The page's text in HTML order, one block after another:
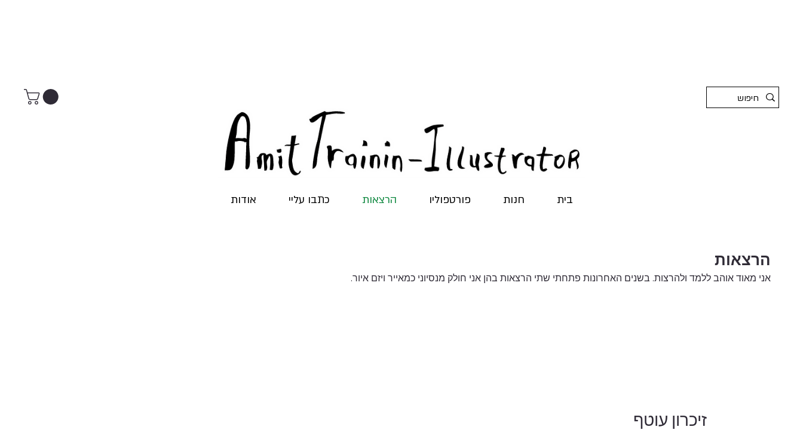
בית חנות פורטפוליו הרצאות כתבו עליי אודות
הרצאות
אני מאוד אוהב ללמד ולהרצות. בשנים האחרונות פתחתי שתי הרצאות בהן אני חולק מנסיוני כמאייר ויזם איור.
זיכרון עוטף